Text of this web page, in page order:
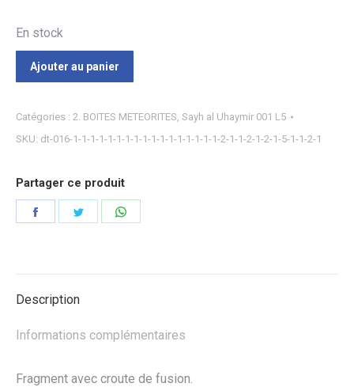
En stock
Ajouter au panier
Catégories : 2. BOITES METEORITES Sayh al Uhaymir 001 L5
SKU: dt-016-1-1-1-1-1-1-1-1-1-1-1-1-1-1-1-1-1-2-1-1-2-1-2-1-5-1-1-2-1
Partager ce produit
Partager Partager
Description
Informations complémentaires
Fragment avec croute de fusion.